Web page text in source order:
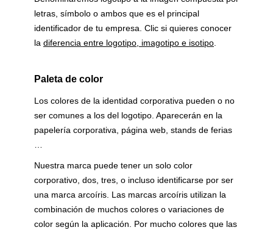
letras, símbolo o ambos que es el principal
identificador de tu empresa. Clic si quieres conocer
la diferencia entre logotipo, imagotipo e isotipo.
Paleta de color
Los colores de la identidad corporativa pueden o no
ser comunes a los del logotipo. Aparecerán en la
papelería corporativa, página web, stands de ferias
…
Nuestra marca puede tener un solo color
corporativo, dos, tres, o incluso identificarse por ser
una marca arcoíris. Las marcas arcoíris utilizan la
combinación de muchos colores o variaciones de
color según la aplicación. Por mucho colores que las